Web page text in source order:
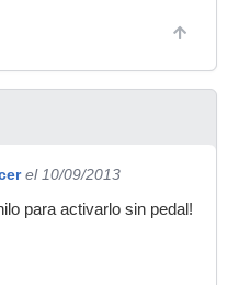
el 10/09/2013
para activarlo sin pedal!